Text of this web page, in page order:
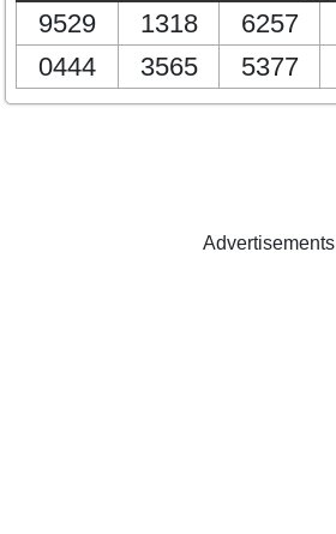
9529 1318 6257
0444
3565 5377
Advertisements